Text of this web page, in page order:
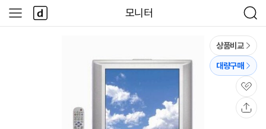
모니터
검
색
사
이
다
나
와
상품비교
대량구매
관
심